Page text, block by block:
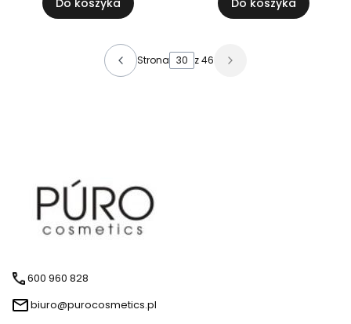
Do koszyka Do koszyka
Strona z 46
600 960 828
biuro@purocosmetics.pl